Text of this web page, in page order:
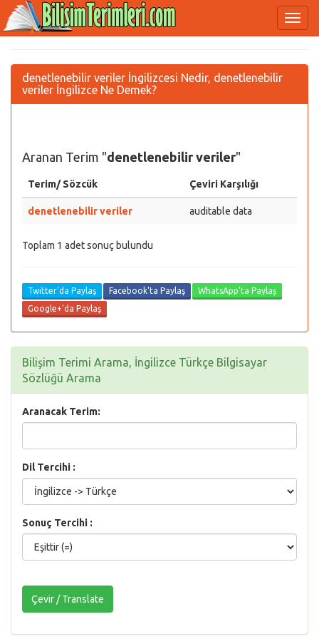
denetlenebilir veriler İngilizcesi Nedir, denetlenebilir
veriler İngilizce Ne Demek?
Aranan Terim "denetlenebilir veriler"
Terim/ Sözcük Çeviri Karşılığı
denetlenebilir veriler auditable data
Toplam 1 adet sonuç bulundu
Twitter'da Paylaş Facebook'ta Paylaş
WhatsApp'ta Paylaş
Google+'da Paylaş
Bilişim Terimi Arama, İngilizce Türkçe Bilgisayar
Sözlüğü Arama
Aranacak Terim:
Dil Tercihi :
Sonuç Tercihi :